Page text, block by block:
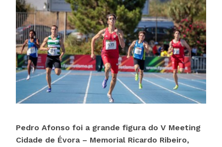
Pedro Afonso foi a grande figura do V Meeting
Cidade de Évora – Memorial Ricardo Ribeiro,